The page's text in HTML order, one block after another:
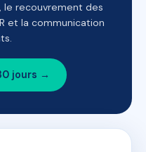
le recouvrement des
et la communication
jours →